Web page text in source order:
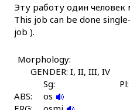
oq'ˤitːub
orχˤárči
Эту работу один человек
This job can be done
job ).
Morphology:
GENDER: I, II, III, IV
Sg:
Pl:
ABS:
os